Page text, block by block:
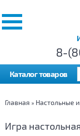
8-
Каталог товаров
Главная » Настольные
Игра